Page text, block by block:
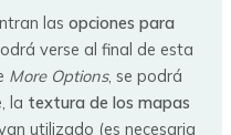
lasopciones para
verse al final de esta
More Options, se podrá
la textura de los mapas
utilizado (es necesaria